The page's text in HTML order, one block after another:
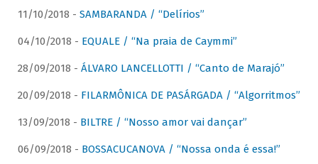
11/10/2018 - SAMBARANDA / “Delírios”
04/10/2018 - EQUALE / “Na praia de Caymmi”
28/09/2018 - ÁLVARO LANCELLOTTI / “Canto de Marajó”
20/09/2018 - FILARMÔNICA DE PASÁRGADA / “Algorritmos”
13/09/2018 - BILTRE / “Nosso amor vai dançar”
06/09/2018 - BOSSACUCANOVA / “Nossa onda é essa!”